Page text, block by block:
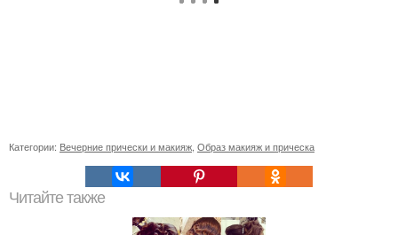
Категории: Вечерние прически и макияж Образ макияж и прическа
Читайте также